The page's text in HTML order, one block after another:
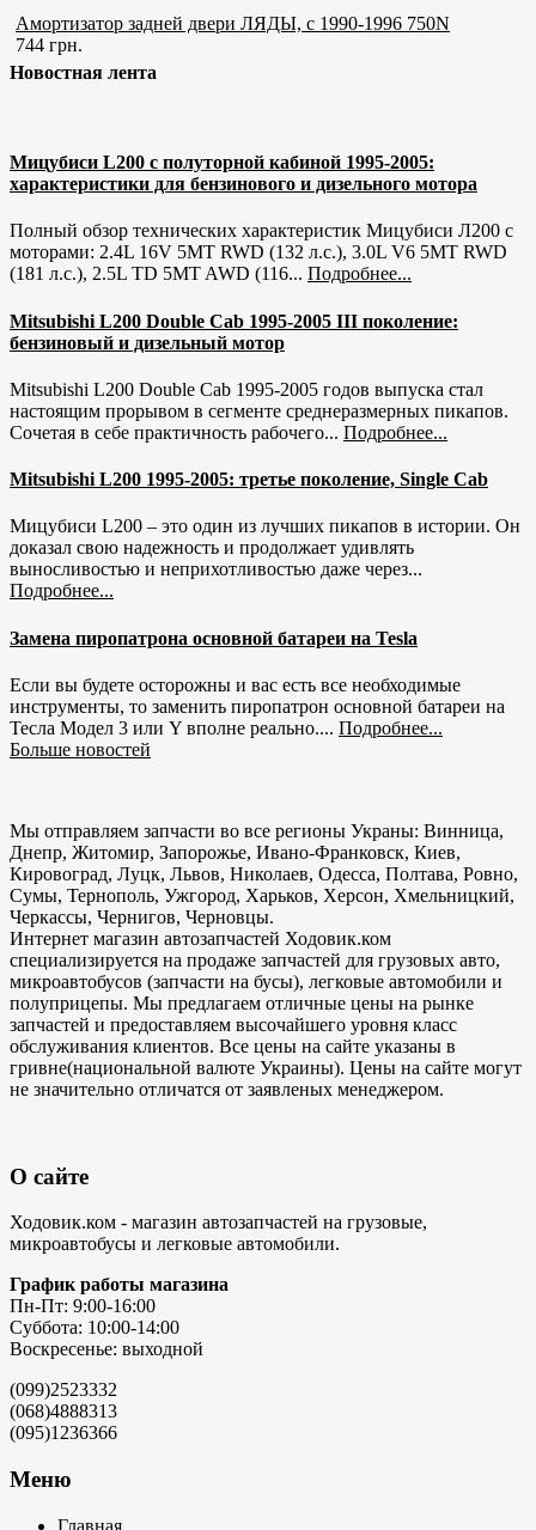
Амортизатор задней двери ЛЯДЫ, с 1990-1996 750N
744 грн.
Новостная лента
Мицубиси L200 с полуторной кабиной 1995-2005:
характеристики для бензинового и дизельного мотора
Полный обзор технических характеристик Мицубиси Л200 с
моторами: 2.4L 16V 5MT RWD (132 л.с.), 3.0L V6 5MT RWD
(181 л.с.), 2.5L TD 5MT AWD (116... Подробнее...
Mitsubishi L200 Double Cab 1995-2005 III поколение:
бензиновый и дизельный мотор
Mitsubishi L200 Double Cab 1995-2005 годов выпуска стал
настоящим прорывом в сегменте среднеразмерных пикапов.
Сочетая в себе практичность рабочего... Подробнее...
Mitsubishi L200 1995-2005: третье поколение, Single Cab
Мицубиси L200 – это один из лучших пикапов в истории. Он
доказал свою надежность и продолжает удивлять
выносливостью и неприхотливостью даже через...
Подробнее...
Замена пиропатрона основной батареи на Tesla
Если вы будете осторожны и вас есть все необходимые
инструменты, то заменить пиропатрон основной батареи на
Тесла Модел 3 или Y вполне реально.... Подробнее...
Больше новостей
Мы отправляем запчасти во все регионы Украны: Винница,
Днепр, Житомир, Запорожье, Ивано-Франковск, Киев,
Кировоград, Луцк, Львов, Николаев, Одесса, Полтава, Ровно,
Сумы, Тернополь, Ужгород, Харьков, Херсон, Хмельницкий,
Черкассы, Чернигов, Черновцы.
Интернет магазин автозапчастей Ходовик.ком
специализируется на продаже запчастей для грузовых авто,
микроавтобусов (запчасти на бусы), легковые автомобили и
полуприцепы. Мы предлагаем отличные цены на рынке
запчастей и предоставляем высочайшего уровня класс
обслуживания клиентов. Все цены на сайте указаны в
гривне(национальной валюте Украины). Цены на сайте могут
не значительно отличатся от заявленых менеджером.
О сайте
Ходовик.ком - магазин автозапчастей на грузовые,
микроавтобусы и легковые автомобили.
График работы магазина
Пн-Пт: 9:00-16:00
Суббота: 10:00-14:00
Воскресенье: выходной
(099)2523332
(068)4888313
(095)1236366
Меню
Главная